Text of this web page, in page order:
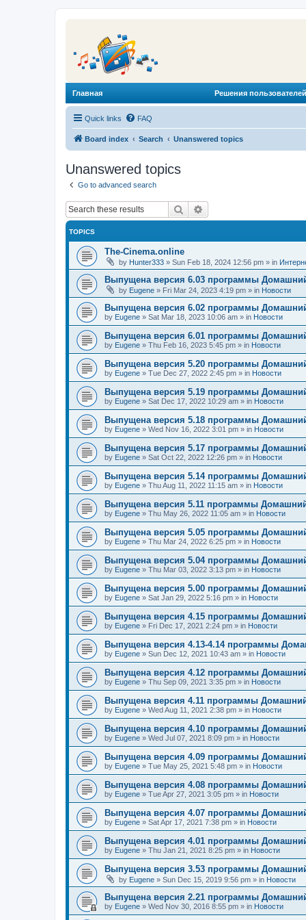
Главная Решения
Quick links FAQ
Board index Search Unanswered topics
Unanswered topics
Go to advanced search
Search
TOPICS
The-Cinema.online
by Hunter333 » Sun Feb 18, 2024 12:56 pm » in
Выпущена версия 6.03 программы
by Eugene » Fri Mar 24, 2023 4:19 pm » in Новости
Выпущена версия 6.02 программы
by Eugene » Sat Mar 18, 2023 10:06 am » in Новости
Выпущена версия 6.01 программы
by Eugene » Thu Feb 16, 2023 5:45 pm » in Новости
Выпущена версия 5.20 программы
by Eugene » Tue Dec 27, 2022 2:45 pm » in Новости
Выпущена версия 5.19 программы
by Eugene » Sat Dec 17, 2022 10:29 am » in Новости
Выпущена версия 5.18 программы
by Eugene » Wed Nov 16, 2022 3:01 pm » in Новости
Выпущена версия 5.17 программы
by Eugene » Sat Oct 22, 2022 12:26 pm » in Новости
Выпущена версия 5.14 программы
by Eugene » Thu Aug 11, 2022 11:15 am » in Новости
Выпущена версия 5.11 программы
by Eugene » Thu May 26, 2022 11:05 am » in Новости
Выпущена версия 5.05 программы
by Eugene » Thu Mar 24, 2022 6:25 pm » in Новости
Выпущена версия 5.04 программы
by Eugene » Thu Mar 03, 2022 3:13 pm » in Новости
Выпущена версия 5.00 программы
by Eugene » Sat Jan 29, 2022 5:16 pm » in Новости
Выпущена версия 4.15 программы
by Eugene » Fri Dec 17, 2021 2:24 pm » in Новости
Выпущена версия 4.13-4.14 программы
by Eugene » Sun Dec 12, 2021 10:43 am » in Новости
Выпущена версия 4.12 программы
by Eugene » Thu Sep 09, 2021 3:35 pm » in Новости
Выпущена версия 4.11 программы
by Eugene » Wed Aug 11, 2021 2:38 pm » in Новости
Выпущена версия 4.10 программы
by Eugene » Wed Jul 07, 2021 8:09 pm » in Новости
Выпущена версия 4.09 программы
by Eugene » Tue May 25, 2021 5:48 pm » in Новости
Выпущена версия 4.08 программы
by Eugene » Tue Apr 27, 2021 3:05 pm » in Новости
Выпущена версия 4.07 программы
by Eugene » Sat Apr 17, 2021 7:38 pm » in Новости
Выпущена версия 4.01 программы
by Eugene » Thu Jan 21, 2021 8:25 pm » in Новости
Выпущена версия 3.53 программы
by Eugene » Sun Dec 15, 2019 9:56 pm » in Новости
Выпущена версия 2.21 программы
by Eugene » Wed Nov 30, 2016 8:55 pm » in Новости